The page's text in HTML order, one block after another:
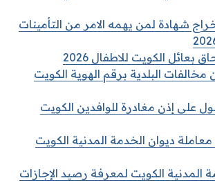
شهادة لمن يهمه الامر من التأمينات
بعائل الكويت للاطفال 2026
مخالفات البلدية برقم الهوية الكويت
على إذن مغادرة للوافدين الكويت
ديوان الخدمة المدنية الكويت
المدنية الكويت لمعرفة رصيد الإجازات